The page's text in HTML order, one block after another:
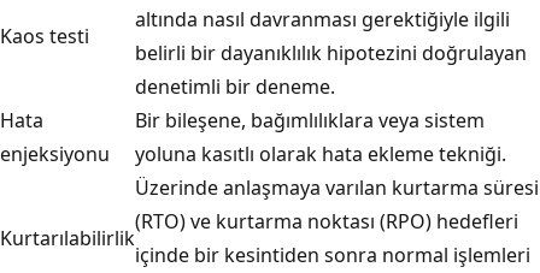
Kaos testi
altında nasıl davranması gerektiğiyle ilgili
belirli bir dayanıklılık hipotezini doğrulayan
denetimli bir deneme.
Hata
enjeksiyonu
Bir bileşene, bağımlılıklara veya sistem
yoluna kasıtlı olarak hata ekleme tekniği.
Kurtarılabilirlik
Üzerinde anlaşmaya varılan kurtarma süresi
(RTO) ve kurtarma noktası (RPO) hedefleri
içinde bir kesintiden sonra normal işlemleri